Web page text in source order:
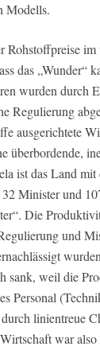
Modells.
im
das „Wunder“
wurden durch
Regulierung
ausgerichtete
überbordende,
ist das Land
Minister und
Die
und
sank, weil die
Personal
linientreue
war